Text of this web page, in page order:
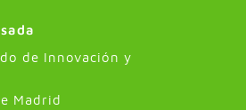
de Innovación y
Madrid